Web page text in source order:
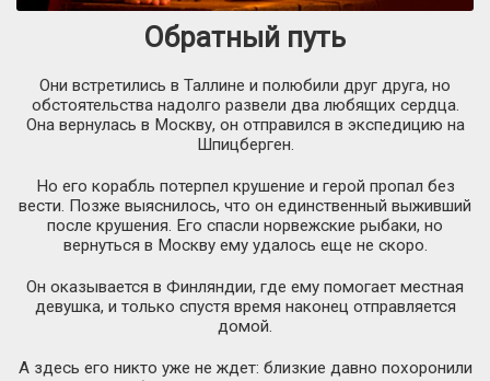
Обратный путь
Они встретились в Таллине и полюбили друг друга, но
обстоятельства надолго развели два любящих сердца.
Она вернулась в Москву, он отправился в экспедицию на
Шпицберген.
Но его корабль потерпел крушение и герой пропал без
вести. Позже выяснилось, что он единственный выживший
после крушения. Его спасли норвежские рыбаки, но
вернуться в Москву ему удалось еще не скоро.
Он оказывается в Финляндии, где ему помогает местная
девушка, и только спустя время наконец отправляется
домой.
А здесь его никто уже не ждет: близкие давно похоронили